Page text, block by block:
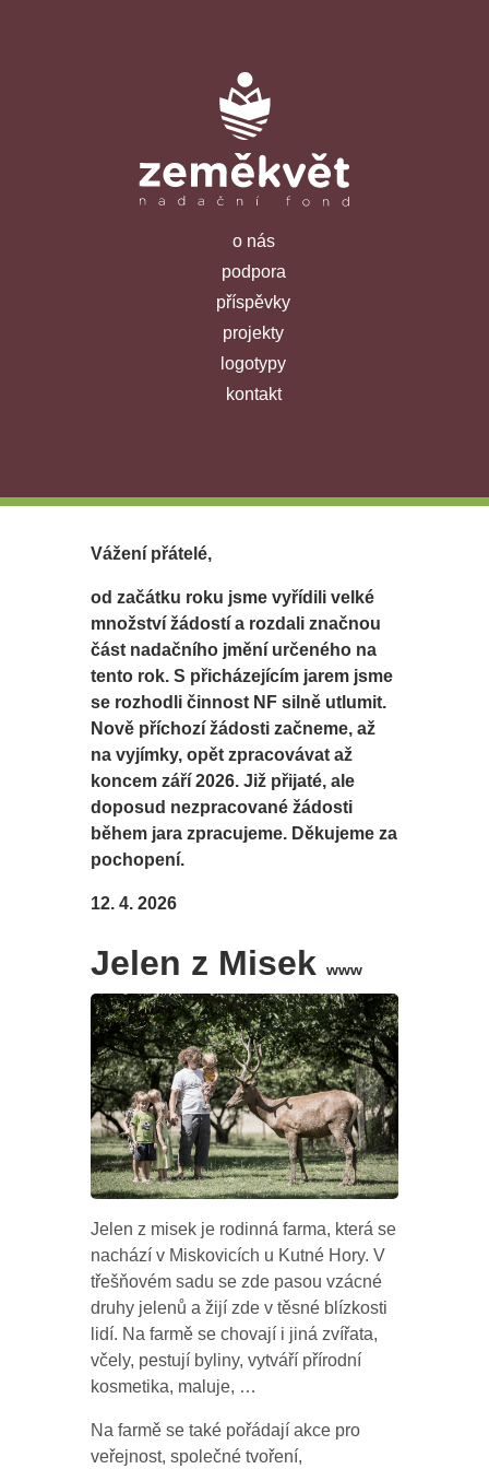
o nás
podpora
příspěvky
projekty
logotypy
kontakt
Vážení přátelé,
od začátku roku jsme vyřídili velké
množství žádostí a rozdali značnou
část nadačního jmění určeného na
tento rok. S přicházejícím jarem jsme
se rozhodli činnost NF silně utlumit.
Nově příchozí žádosti začneme, až
na vyjímky, opět zpracovávat až
koncem září 2026. Již přijaté, ale
doposud nezpracované žádosti
během jara zpracujeme. Děkujeme za
pochopení.
12. 4. 2026
Jelen z Misekwww
Jelen z misek je rodinná farma, která se
nachází v Miskovicích u Kutné Hory. V
třešňovém sadu se zde pasou vzácné
druhy jelenů a žijí zde v těsné blízkosti
lidí. Na farmě se chovají i jiná zvířata,
včely, pestují byliny, vytváří přírodní
kosmetika, maluje, …
Na farmě se také pořádají akce pro
veřejnost, společné tvoření,